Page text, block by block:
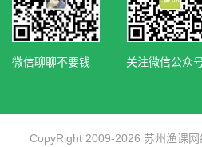
微信聊聊不要钱 关注微信公众
CopyRight 2009-2026 苏州渔课